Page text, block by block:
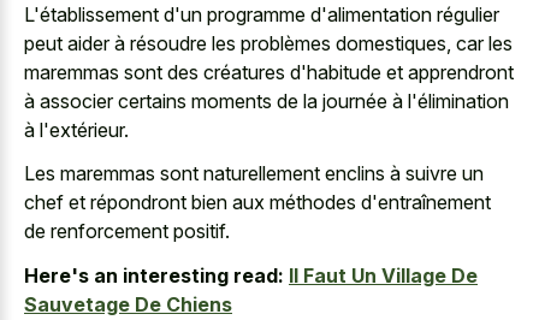
L'établissement d'un programme d'alimentation régulier
peut aider à résoudre les problèmes domestiques, car les
maremmas sont des créatures d'habitude et apprendront
à associer certains moments de la journée à l'élimination
à l'extérieur.
Les maremmas sont naturellement enclins à suivre un
chef et répondront bien aux méthodes d'entraînement
de renforcement positif.
Here's an interesting read: Il Faut Un Village De
Sauvetage De Chiens